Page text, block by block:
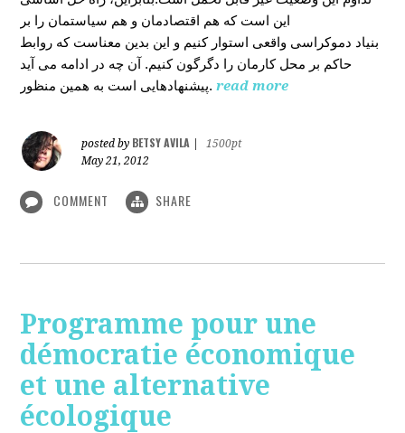
این است که هم اقتصادمان و هم سیاستمان را بر
بنیاد دموکراسی واقعی استوار کنیم و این بدین معناست که روابط
حاکم بر محل کارمان را دگرگون کنیم. آن چه در ادامه می آید
پیشنهادهایی است به همین منظور. read more
posted by BETSY AVILA
1500pt
May 21, 2012
COMMENT SHARE
Programme pour une
démocratie économique
et une alternative
écologique